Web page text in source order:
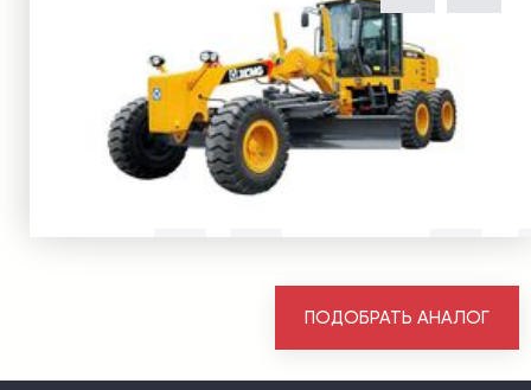
ПОДОБРАТЬ АНАЛОГ